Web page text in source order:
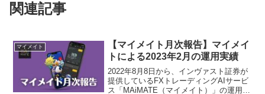
関連記事
マイメイト
【マイメイト月次報告】マイメイ
トによる2023年2月の運用実績
2022年8月8日から、インヴァスト証券が
提供しているFXトレーディングAIサービ
ス「MAiMATE（マイメイト）」の運用を